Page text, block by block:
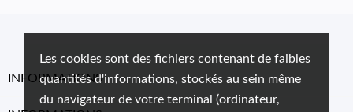
Les cookies sont des fichiers contenant de faibles
quantités d'informations, stockés au sein même
du navigateur de votre terminal (ordinateur,
INFORMATIONS